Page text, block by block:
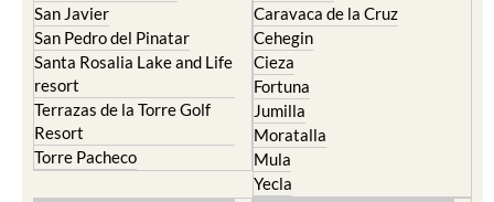
San Javier
San Pedro del Pinatar
Santa Rosalia Lake and Life
resort
Terrazas de la Torre Golf
Resort
Torre Pacheco
Caravaca de la Cruz
Cehegin
Cieza
Fortuna
Jumilla
Moratalla
Mula
Yecla